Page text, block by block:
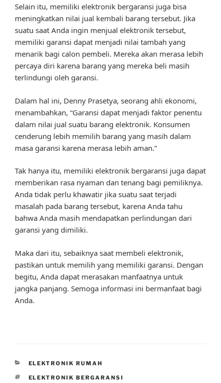
Selain itu, memiliki elektronik bergaransi juga bisa
meningkatkan nilai jual kembali barang tersebut. Jika
suatu saat Anda ingin menjual elektronik tersebut,
memiliki garansi dapat menjadi nilai tambah yang
menarik bagi calon pembeli. Mereka akan merasa lebih
percaya diri karena barang yang mereka beli masih
terlindungi oleh garansi.
Dalam hal ini, Denny Prasetya, seorang ahli ekonomi,
menambahkan, “Garansi dapat menjadi faktor penentu
dalam nilai jual suatu barang elektronik. Konsumen
cenderung lebih memilih barang yang masih dalam
masa garansi karena merasa lebih aman.”
Tak hanya itu, memiliki elektronik bergaransi juga dapat
memberikan rasa nyaman dan tenang bagi pemiliknya.
Anda tidak perlu khawatir jika suatu saat terjadi
masalah pada barang tersebut, karena Anda tahu
bahwa Anda masih mendapatkan perlindungan dari
garansi yang dimiliki.
Maka dari itu, sebaiknya saat membeli elektronik,
pastikan untuk memilih yang memiliki garansi. Dengan
begitu, Anda dapat merasakan manfaatnya untuk
jangka panjang. Semoga informasi ini bermanfaat bagi
Anda.
CATEGORIES
ELEKTRONIK RUMAH
TAGS
ELEKTRONIK BERGARANSI